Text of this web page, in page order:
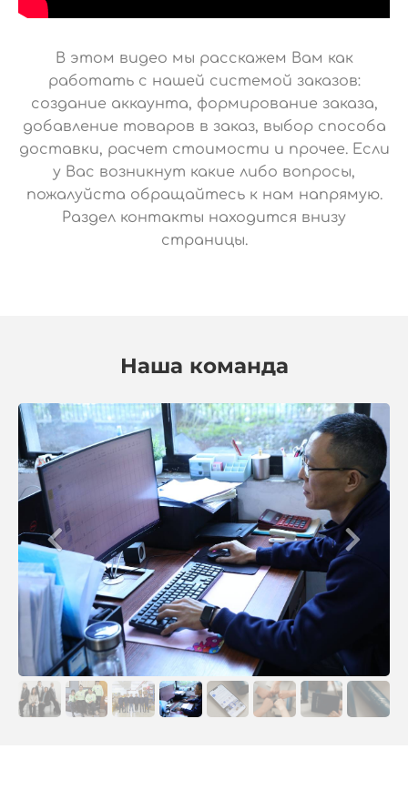
В этом видео мы расскажем Вам как
работать с нашей системой заказов:
создание аккаунта, формирование заказа,
добавление товаров в заказ, выбор способа
доставки, расчет стоимости и прочее. Если
у Вас возникнут какие либо вопросы,
пожалуйста обращайтесь к нам напрямую.
Раздел контакты находится внизу
страницы.
Наша команда